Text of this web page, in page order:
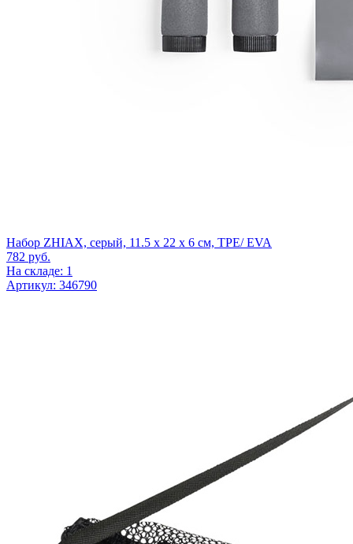
Набор ZHIAX, серый, 11.5 x 22 x 6 см, TPE/ EVA
782 руб.
На складе: 1
Артикул: 346790